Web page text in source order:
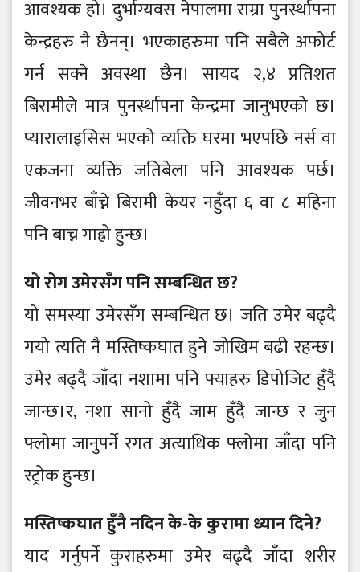
आवश्यक हो। दुर्भाग्यवस नेपालमा राम्रा पुनर्स्थापना
केन्द्रहरु नै छैनन्। भएकाहरुमा पनि सबैले अफोर्ट
गर्न सक्ने अवस्था छैन। सायद २,४ प्रतिशत
बिरामीले मात्र पुनर्स्थापना केन्द्रमा जानुभएको छ।
प्यारालाइसिस भएको व्यक्ति घरमा भएपछि नर्स वा
एकजना व्यक्ति जतिबेला पनि आवश्यक पर्छ।
जीवनभर बाँच्ने बिरामी केयर नहुँदा ६ वा ८ महिना
पनि बाच्न गाह्रो हुन्छ।
यो रोग उमेरसँग पनि सम्बन्धित छ?
यो समस्या उमेरसँग सम्बन्धित छ। जति उमेर बढ्दै
गयो त्यति नै मस्तिष्कघात हुने जोखिम बढी रहन्छ।
उमेर बढ्दै जाँदा नशामा पनि फ्याहरु डिपोजिट हुँदै
जान्छ।र, नशा सानो हुँदै जाम हुँदै जान्छ र जुन
फ्लोमा जानुपर्ने रगत अत्याधिक फ्लोमा जाँदा पनि
स्ट्रोक हुन्छ।
मस्तिष्कघात हुँनै नदिन के-के कुरामा ध्यान दिने?
याद गर्नुपर्ने कुराहरुमा उमेर बढ्दै जाँदा शरीर